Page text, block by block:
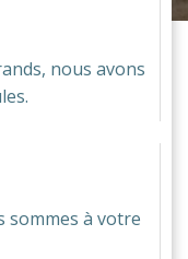
nous avons
sommes à votre